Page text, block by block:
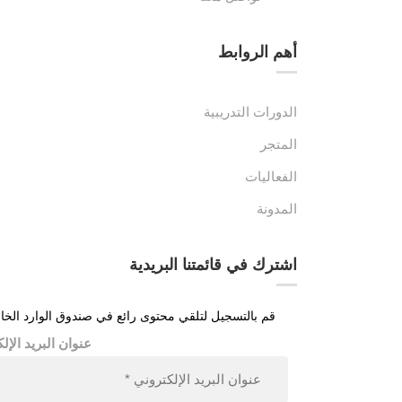
أهم الروابط​
الدورات التدريبية
المتجر
الفعاليات
المدونة
اشترك في قائمتنا البريدية
قم بالتسجيل لتلقي محتوى رائع في صندوق الوارد
عنوان البريد